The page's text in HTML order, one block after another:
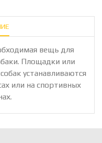
вещь для
Площадки или
устанавливаются
или на спортивных